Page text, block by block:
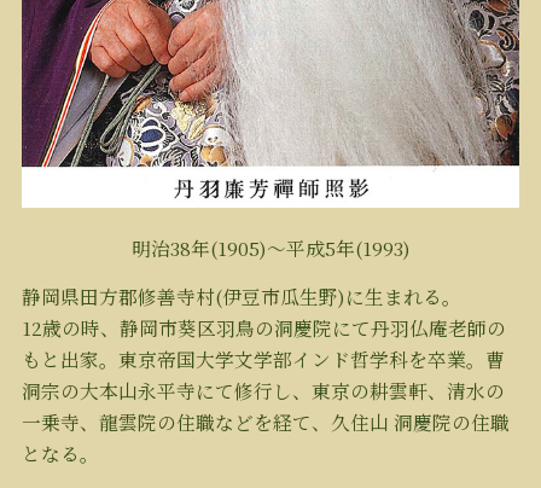
明治38年(1905)～平成5年(1993)
静岡県田方郡修善寺村(伊豆市瓜生野)に生まれる。
12歳の時、静岡市葵区羽鳥の洞慶院にて丹羽仏庵老師の
もと出家。東京帝国大学文学部インド哲学科を卒業。曹
洞宗の大本山永平寺にて修行し、東京の耕雲軒、清水の
一乗寺、龍雲院の住職などを経て、久住山 洞慶院の住職
となる。